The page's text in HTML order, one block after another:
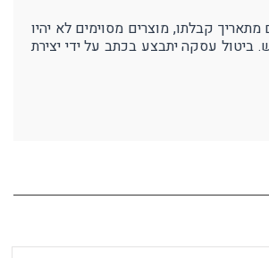
מאמצים רבים כדי להבטיח את איכות מוצרנו ושביעות רצון לקוחותינו. במידה ולא תהיו מרוצים מהמוצר - ביטול עסקה יתבצע עד ל-14 יום מתאריך קבלתו, מוצרים מסוימים לא יהיו
ביטול עסקה יתבצע בכתב על ידי יצירת